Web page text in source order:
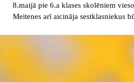
8.maijā pie 6.a klases skolēniem
Meitenes arī aicināja sestklasniekus